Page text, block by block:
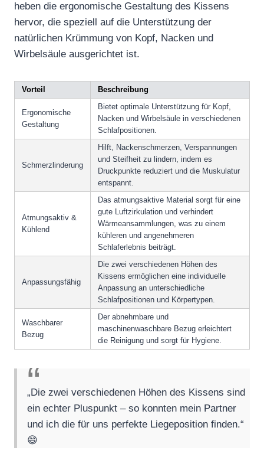
heben die ergonomische Gestaltung des Kissens
hervor, die speziell auf die Unterstützung der
natürlichen Krümmung von Kopf, Nacken und
Wirbelsäule ausgerichtet ist.
Vorteil Beschreibung
Ergonomische
Gestaltung
Bietet optimale Unterstützung für Kopf,
Nacken und Wirbelsäule in verschiedenen
Schlafpositionen.
Schmerzlinderung
Hilft, Nackenschmerzen, Verspannungen
und Steifheit zu lindern, indem es
Druckpunkte reduziert und die Muskulatur
entspannt.
Atmungsaktiv &
Kühlend
Das atmungsaktive Material sorgt für eine
gute Luftzirkulation und verhindert
Wärmeansammlungen, was zu einem
kühleren und angenehmeren
Schlaferlebnis beiträgt.
Anpassungsfähig
Die zwei verschiedenen Höhen des
Kissens ermöglichen eine individuelle
Anpassung an unterschiedliche
Schlafpositionen und Körpertypen.
Waschbarer
Bezug
Der abnehmbare und
maschinenwaschbare Bezug erleichtert
die Reinigung und sorgt für Hygiene.
„Die zwei verschiedenen Höhen des Kissens sind
ein echter Pluspunkt – so konnten mein Partner
und ich die für uns perfekte Liegeposition finden.“
😄